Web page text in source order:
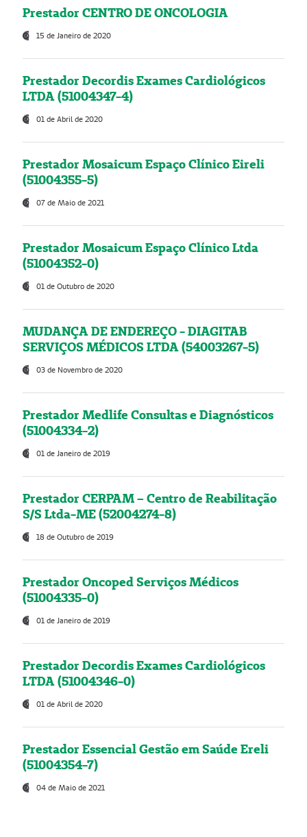
Prestador CENTRO DE ONCOLOGIA
15 de Janeiro de 2020
Prestador Decordis Exames Cardiológicos
LTDA (51004347-4)
01 de Abril de 2020
Prestador Mosaicum Espaço Clínico Eireli
(51004355-5)
07 de Maio de 2021
Prestador Mosaicum Espaço Clínico Ltda
(51004352-0)
01 de Outubro de 2020
MUDANÇA DE ENDEREÇO - DIAGITAB
SERVIÇOS MÉDICOS LTDA (54003267-5)
03 de Novembro de 2020
Prestador Medlife Consultas e Diagnósticos
(51004334-2)
01 de Janeiro de 2019
Prestador CERPAM – Centro de Reabilitação
S/S Ltda-ME (52004274-8)
18 de Outubro de 2019
Prestador Oncoped Serviços Médicos
(51004335-0)
01 de Janeiro de 2019
Prestador Decordis Exames Cardiológicos
LTDA (51004346-0)
01 de Abril de 2020
Prestador Essencial Gestão em Saúde Ereli
(51004354-7)
04 de Maio de 2021